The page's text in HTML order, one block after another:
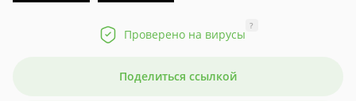
Проверено на вирусы
?
Поделиться ссылкой